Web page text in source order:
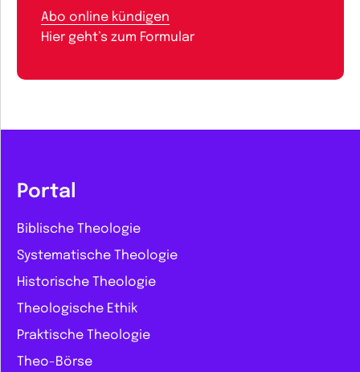
Abo online kündigen
Hier geht’s zum Formular
Portal
Biblische Theologie
Systematische Theologie
Historische Theologie
Theologische Ethik
Praktische Theologie
Theo-Börse